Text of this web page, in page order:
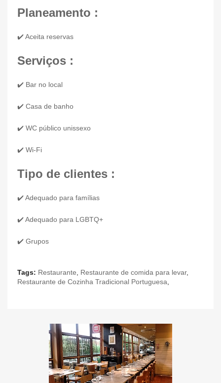
Planeamento :
✔️ Aceita reservas
Serviços :
✔️ Bar no local
✔️ Casa de banho
✔️ WC público unissexo
✔️ Wi-Fi
Tipo de clientes :
✔️ Adequado para famílias
✔️ Adequado para LGBTQ+
✔️ Grupos
Tags: Restaurante Restaurante de comida para levar,
Restaurante de Cozinha Tradicional Portuguesa